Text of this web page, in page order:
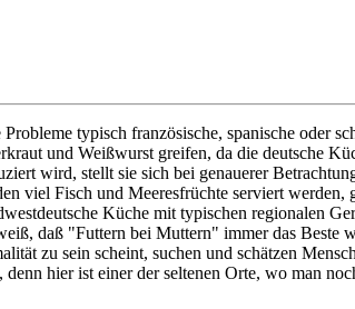
typisch französische, spanische oder
und Weißwurst greifen, da die deutsche
wird, stellt sie sich bei genauerer
viel Fisch und Meeresfrüchte serviert
Küche mit typischen regionalen
daß "Futtern bei Muttern" immer das Beste
zu sein scheint, suchen und schätzen
, denn hier ist einer der seltenen Orte, wo man